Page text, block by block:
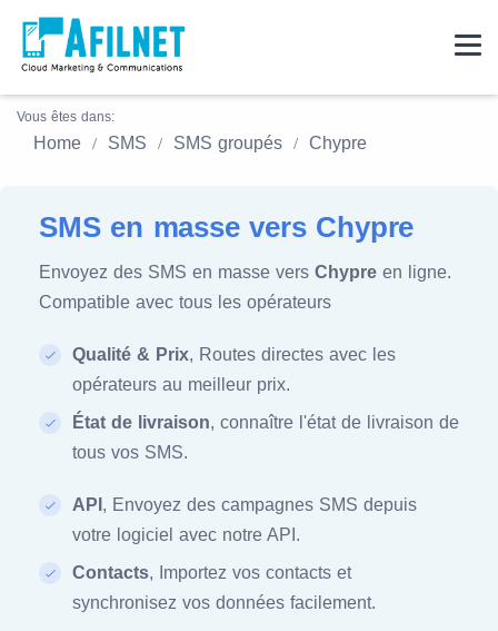
Vous êtes dans:
Home SMS SMS groupés Chypre
SMS en masse vers Chypre
Envoyez des SMS en masse vers Chypre en ligne.
Compatible avec tous les opérateurs
Qualité & Prix, Routes directes avec les
opérateurs au meilleur prix.
État de livraison, connaître l'état de livraison de
tous vos SMS.
API , Envoyez des campagnes SMS depuis
votre logiciel avec notre API.
Contacts, Importez vos contacts et
synchronisez vos données facilement.